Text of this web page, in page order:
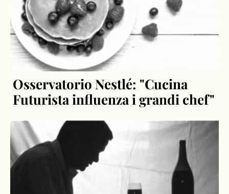
Osservatorio Nestlé: "Cucina
Futurista influenza i grandi chef"